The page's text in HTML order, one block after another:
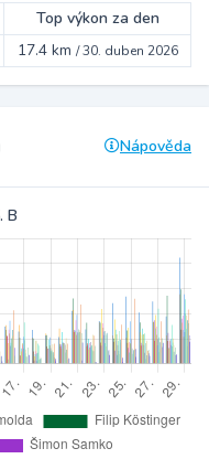
Top výkon za den
17.4 km /30. duben 2026
Nápověda
B